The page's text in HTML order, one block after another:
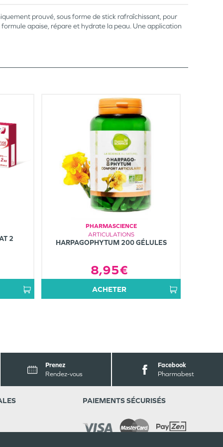
prouvé, sous forme de stick rafraîchissant, pour
apaise, répare et hydrate la peau. Une application
2
PHARMASCIENCE
ARTICULATIONS
HARPAGOPHYTUM 200 GÉLULES
8,95€
ACHETER
Prenez
Rendez-vous
Facebook
Pharmabest
PAIEMENTS SÉCURISÉS